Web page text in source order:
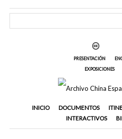
PRESENTACIÓN
EXPOSICIONES
INICIO DOCUMENTOS
INTERACTIVOS